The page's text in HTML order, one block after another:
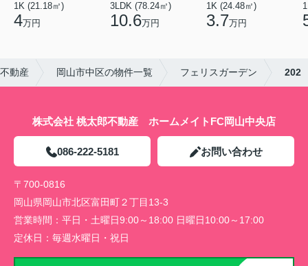
1K (21.18㎡)
4万円
3LDK (78.24㎡)
10.6万円
1K (24.48㎡)
3.7万円
動産 岡山市中区の物件一覧 フェリスガーデン 202
株式会社 桃太郎不動産 ホームメイトFC岡山中央店
086-222-5181 お問い合わせ
〒700-0816
岡山県岡山市北区富田町２丁目13-3
営業時間： 平日・土曜日9:00～18:00 日曜日10:00～17:00
定休日： 毎週水曜日・祝日